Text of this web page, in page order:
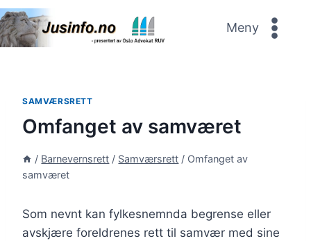
Skip
to
content
Meny
SAMVÆRSRETT
Omfanget av samværet
/ Barnevernsrett / Samværsrett / Omfanget av
samværet
Som nevnt kan fylkesnemnda begrense eller
avskjære foreldrenes rett til samvær med sine